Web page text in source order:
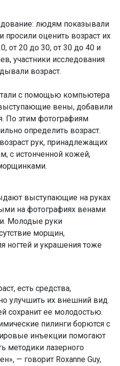
людям показывали
просили оценить возраст их
от 20 до 30, от 30 до 40 и
участники исследования
возраст.
с помощью компьютера
вены, добавили
По этим фотографиям
определить возраст.
рук, принадлежащих
с истонченной кожей,
выступающие на руках
на фотографиях венами
Молодые руки
морщин,
ногтей и украшения тоже
есть средства,
улучшить их внешний вид.
сохранит ее молодостью.
пилинги борются с
инъекции помогают
методики лазерного
— говорит Roxanne Guy,